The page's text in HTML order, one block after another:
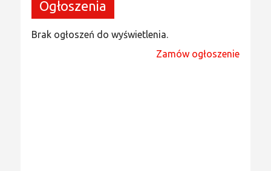
Ogłoszenia
Brak ogłoszeń do wyświetlenia.
Zamów ogłoszenie